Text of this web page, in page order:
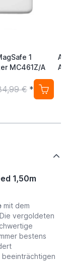
1
MC461Z/A
€ *
1,50m
mit dem
vergoldeten
bestens
beeinträchtigen